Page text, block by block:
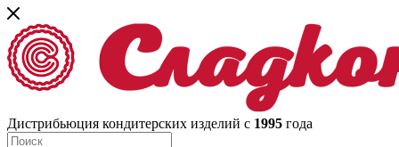
Дистрибьюция кондитерских изделий с 1995 года